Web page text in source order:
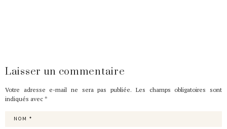
Laisser un commentaire
Votre adresse e-mail ne sera pas publiée. Les champs obligatoires sont
indiqués avec *